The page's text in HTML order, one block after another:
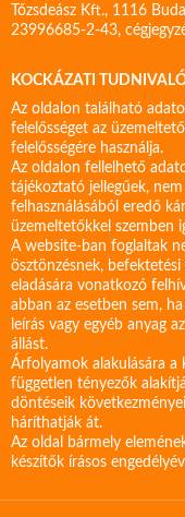
Tőzsdeász Kft., 1116
23996685-2-43,
KOCKÁZATI
Az oldalon található
felelősséget az
felelősségére használja.
Az oldalon fellelhető
tájékoztató jellegűek,
felhasználásából eredő
üzemeltetőkkel szemben
A website-ban foglaltak
ösztönzésnek,
eladására vonatkozó
abban az esetben sem,
leírás vagy egyéb anyag
állást.
Árfolyamok alakulására a
független tényezők
döntéseik
háríthatják át.
Az oldal bármely
készítők írásos